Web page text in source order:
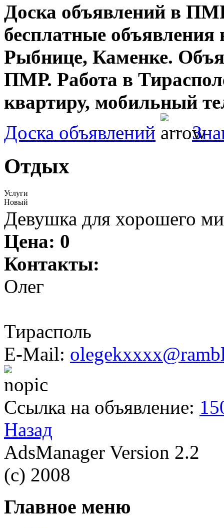
Доска объявлений в
бесплатные объявления
Рыбнице, Каменке.
ПМР. Работа в
квартиру, мобильный
Доска объявлений
Отдых
Услуги
Новый
Девушка для хорошего
Цена: 0
Контакты:
Олег
Тирасполь
E-Mail:
Ссылка на объявление:
Назад
AdsManager Version 2.2
(c) 2008
Главное меню